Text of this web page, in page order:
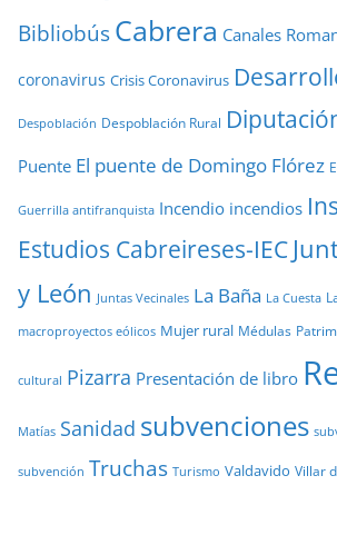
BibliobúsCabrera Canales
coronavirus Crisis Coronavirus
Despoblación Despoblación Rural
Puente El puente de Domingo Flórez
Guerrilla antifranquista Incendio incendios
Estudios Cabreireses-IEC
y León Juntas Vecinales La Baña La Cuesta
macroproyectos eólicos Mujer rural Médulas
cultural Pizarra Presentación de libro
Matías Sanidad subvenciones
subvención Truchas Turismo Valdavido Villar